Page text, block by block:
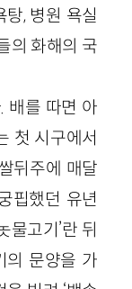
, 병원 욕실
의 화해의 국
배를 따면 아
첫 시구에서
뒤주에 매달
핍했던 유년
물고기’란 뒤
의 문양을 가